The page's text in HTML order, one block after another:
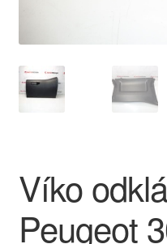
Platby
Reklamace
Reklamační řád
Víko
Peugeot